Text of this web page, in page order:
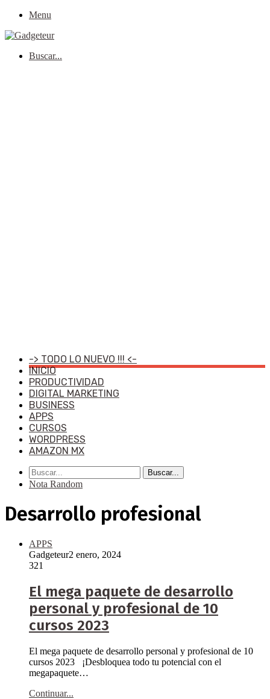
Menu
Buscar...
-> TODO LO NUEVO !!! <-
INICIO
PRODUCTIVIDAD
DIGITAL MARKETING
BUSINESS
APPS
CURSOS
WORDPRESS
AMAZON MX
Buscar...
Nota Random
Desarrollo profesional
APPS
Gadgeteur2 enero, 2024
321
El mega paquete de desarrollo
personal y profesional de 10
cursos 2023
El mega paquete de desarrollo personal y profesional de 10
cursos 2023 ¡Desbloquea todo tu potencial con el
megapaquete…
Continuar...